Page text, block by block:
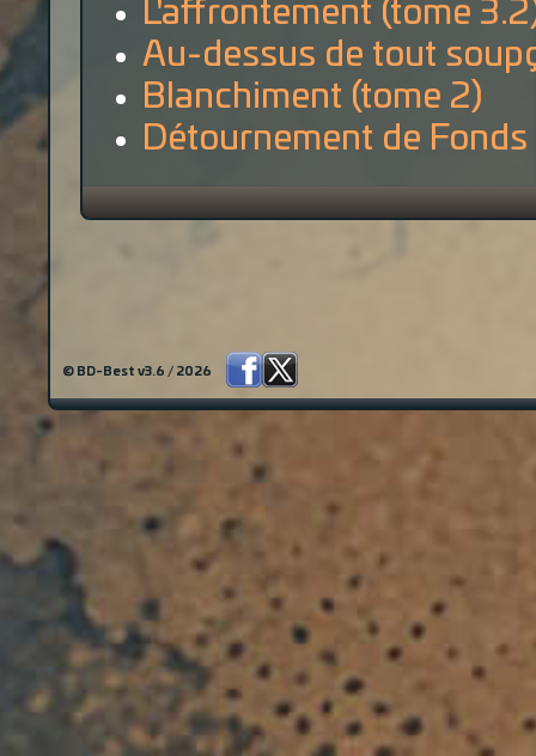
L'affrontement (tome
Au-dessus de tout
Blanchiment (tome 2)
Détournement de Fonds
© BD-Best v3.6 / 2026